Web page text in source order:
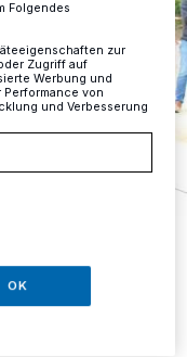
EVK (links), befüllt
Folgendes
zur
Zugriff auf
Werbung und
von
und Verbesserung
OK